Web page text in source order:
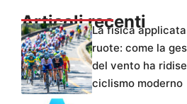
Articoli recenti
La fisica
ruote: come la
del vento ha
ciclismo moderno